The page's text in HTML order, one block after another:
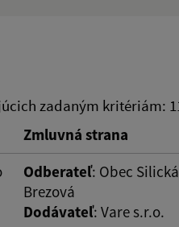
zadaným kritériám:
Zmluvná strana
Odberateľ: Obec Silická
Brezová
Dodávateľ: Vare s.r.o.